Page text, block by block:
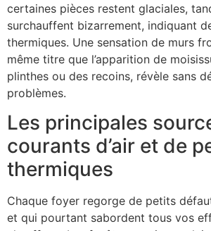
certaines pièces restent glaciales,
surchauffent bizarrement, indiquant
thermiques. Une sensation de murs
même titre que l’apparition de
plinthes ou des recoins, révèle sans
problèmes.
Les principales
courants d’air et de
thermiques
Chaque foyer regorge de petits
et qui pourtant sabordent tous vos